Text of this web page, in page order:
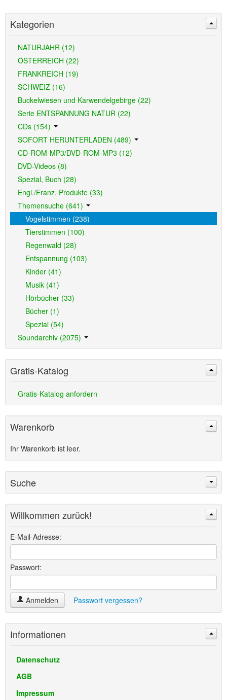
Kategorien
NATURJAHR (12)
ÖSTERREICH (22)
FRANKREICH (19)
SCHWEIZ (16)
Buckelwiesen und Karwendelgebirge (22)
Serie ENTSPANNUNG NATUR (22)
CDs (154)
SOFORT HERUNTERLADEN (489)
CD-ROM-MP3/DVD-ROM-MP3 (12)
DVD-Videos (8)
Spezial, Buch (28)
Engl./Franz. Produkte (33)
Themensuche (641)
Vogelstimmen (238)
Tierstimmen (100)
Regenwald (28)
Entspannung (103)
Kinder (41)
Musik (41)
Hörbücher (33)
Bücher (1)
Spezial (54)
Soundarchiv (2075)
Gratis-Katalog
Gratis-Katalog anfordern
Warenkorb
Ihr Warenkorb ist leer.
Suche
Willkommen zurück!
E-Mail-Adresse:
Passwort:
Anmelden Passwort vergessen?
Informationen
Datenschutz
AGB
Impressum